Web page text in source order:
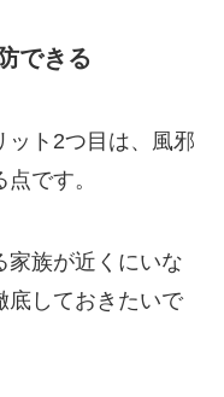
できる
ット2つ目は、風邪
です。
家族が近くにいな
底しておきたいで